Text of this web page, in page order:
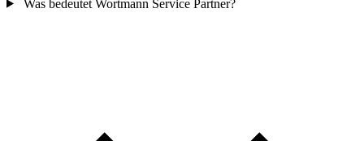
Was bedeutet Wortmann Service Partner?